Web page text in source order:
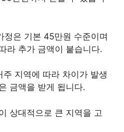
정은 기본 45만원 수준이며
라 추가 금액이 붙습니다.
지역에 따라 차이가 발생
금액을 받게 됩니다.
상대적으로 큰 지역을 고